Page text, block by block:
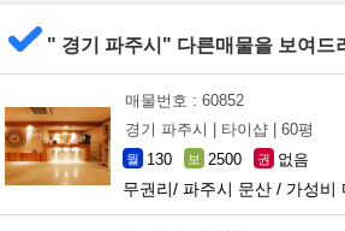
" 경기 파주시" 다른매물을 보여드
매물번호 : 60852
경기 파주시 |
타이샵 | 60평
월 130 보 2500 권 없음
무권리/ 파주시 문산 / 가성비